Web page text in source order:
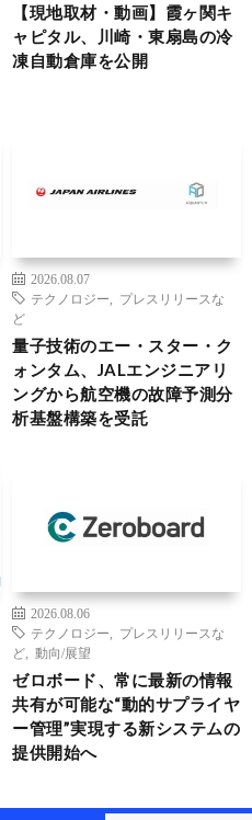
【現地取材・動画】霞ヶ関キ
ャピタル、川崎・東扇島の冷
凍自動倉庫を公開
2026.08.07
テクノロジー
プレスリリースな
ど
量子技術のエー・スター・ク
ォンタム、JALエンジニアリ
ングから航空機の故障予測分
析基盤構築を受託
2026.08.06
テクノロジー
プレスリリースな
ど
動向/展望
ゼロボード、常に最新の情報
共有が可能な“動的サプライヤ
ー管理”実現する新システムの
提供開始へ